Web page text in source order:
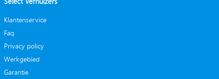
Klantenservice
Faq
Privacy policy
Werkgebied
Garantie